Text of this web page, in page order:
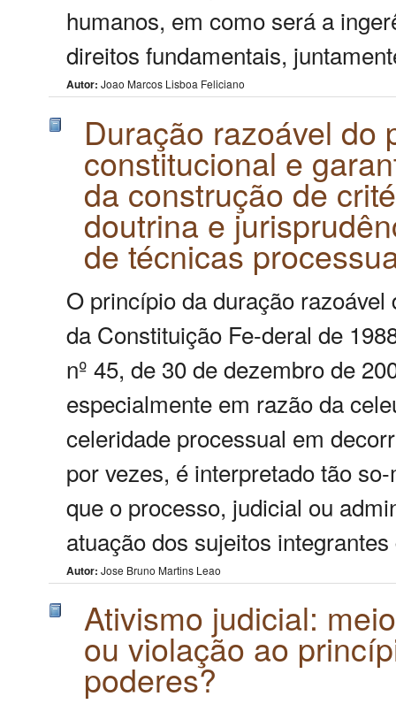
humanos, em como será a
direitos fundamentais,
Autor: Joao Marcos Lisboa Feliciano
Duração razoável do
constitucional e
da construção de
doutrina e
de técnicas
O princípio da duração
da Constituição Fe-deral de
nº 45, de 30 de dezembro de
especialmente em razão da
celeridade processual em
por vezes, é interpretado tão
que o processo, judicial ou
atuação dos sujeitos
Autor: Jose Bruno Martins Leao
Ativismo judicial:
ou violação ao
poderes?